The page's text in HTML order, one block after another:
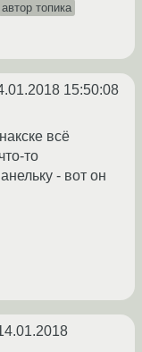
автор топика
15:50:08
всё
то
- вот он